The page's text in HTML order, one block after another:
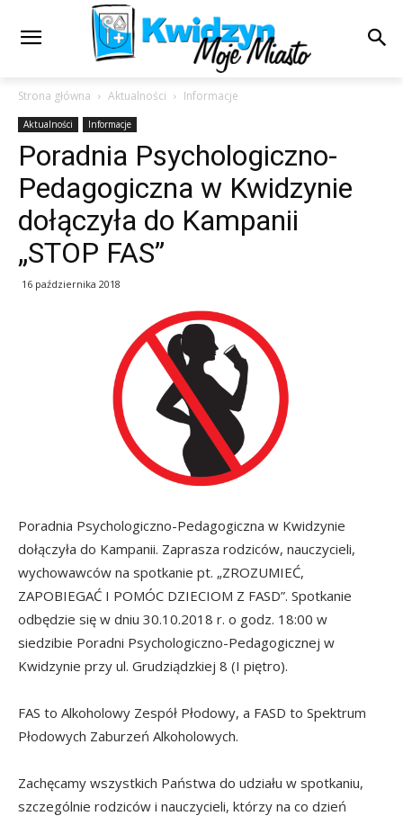
Strona główna Aktualności Informacje
Aktualności Informacje
Poradnia Psychologiczno-
Pedagogiczna w Kwidzynie
dołączyła do Kampanii
„STOP FAS”
16 października 2018
Poradnia Psychologiczno-Pedagogiczna w Kwidzynie
dołączyła do Kampanii. Zaprasza rodziców, nauczycieli,
wychowawców na spotkanie pt. „ZROZUMIEĆ,
ZAPOBIEGAĆ I POMÓC DZIECIOM Z FASD”. Spotkanie
odbędzie się w dniu 30.10.2018 r. o godz. 18:00 w
siedzibie Poradni Psychologiczno-Pedagogicznej w
Kwidzynie przy ul. Grudziądzkiej 8 (I piętro).
FAS to Alkoholowy Zespół Płodowy, a FASD to Spektrum
Płodowych Zaburzeń Alkoholowych.
Zachęcamy wszystkich Państwa do udziału w spotkaniu,
szczególnie rodziców i nauczycieli, którzy na co dzień